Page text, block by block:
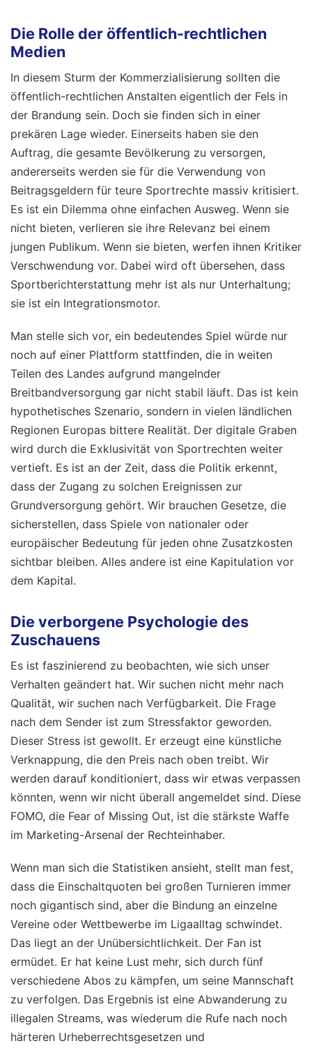
Die Rolle der öffentlich-rechtlichen
Medien
In diesem Sturm der Kommerzialisierung sollten die
öffentlich-rechtlichen Anstalten eigentlich der Fels in
der Brandung sein. Doch sie finden sich in einer
prekären Lage wieder. Einerseits haben sie den
Auftrag, die gesamte Bevölkerung zu versorgen,
andererseits werden sie für die Verwendung von
Beitragsgeldern für teure Sportrechte massiv kritisiert.
Es ist ein Dilemma ohne einfachen Ausweg. Wenn sie
nicht bieten, verlieren sie ihre Relevanz bei einem
jungen Publikum. Wenn sie bieten, werfen ihnen Kritiker
Verschwendung vor. Dabei wird oft übersehen, dass
Sportberichterstattung mehr ist als nur Unterhaltung;
sie ist ein Integrationsmotor.
Man stelle sich vor, ein bedeutendes Spiel würde nur
noch auf einer Plattform stattfinden, die in weiten
Teilen des Landes aufgrund mangelnder
Breitbandversorgung gar nicht stabil läuft. Das ist kein
hypothetisches Szenario, sondern in vielen ländlichen
Regionen Europas bittere Realität. Der digitale Graben
wird durch die Exklusivität von Sportrechten weiter
vertieft. Es ist an der Zeit, dass die Politik erkennt,
dass der Zugang zu solchen Ereignissen zur
Grundversorgung gehört. Wir brauchen Gesetze, die
sicherstellen, dass Spiele von nationaler oder
europäischer Bedeutung für jeden ohne Zusatzkosten
sichtbar bleiben. Alles andere ist eine Kapitulation vor
dem Kapital.
Die verborgene Psychologie des
Zuschauens
Es ist faszinierend zu beobachten, wie sich unser
Verhalten geändert hat. Wir suchen nicht mehr nach
Qualität, wir suchen nach Verfügbarkeit. Die Frage
nach dem Sender ist zum Stressfaktor geworden.
Dieser Stress ist gewollt. Er erzeugt eine künstliche
Verknappung, die den Preis nach oben treibt. Wir
werden darauf konditioniert, dass wir etwas verpassen
könnten, wenn wir nicht überall angemeldet sind. Diese
FOMO, die Fear of Missing Out, ist die stärkste Waffe
im Marketing-Arsenal der Rechteinhaber.
Wenn man sich die Statistiken ansieht, stellt man fest,
dass die Einschaltquoten bei großen Turnieren immer
noch gigantisch sind, aber die Bindung an einzelne
Vereine oder Wettbewerbe im Ligaalltag schwindet.
Das liegt an der Unübersichtlichkeit. Der Fan ist
ermüdet. Er hat keine Lust mehr, sich durch fünf
verschiedene Abos zu kämpfen, um seine Mannschaft
zu verfolgen. Das Ergebnis ist eine Abwanderung zu
illegalen Streams, was wiederum die Rufe nach noch
härteren Urheberrechtsgesetzen und